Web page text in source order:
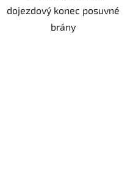
dojezdový konec posuvné
brány